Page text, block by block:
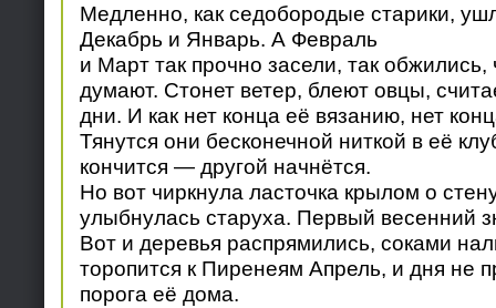
Медленно, как седобородые старики,
Декабрь и Январь. А Февраль
и Март так прочно засели, так обжились,
думают. Стонет ветер, блеют овцы,
дни. И как нет конца её вязанию, нет
Тянутся они бесконечной ниткой в её
кончится — другой начнётся.
Но вот чиркнула ласточка крылом о
улыбнулась старуха. Первый весенний
Вот и деревья распрямились, соками
торопится к Пиренеям Апрель, и дня не
порога её дома.